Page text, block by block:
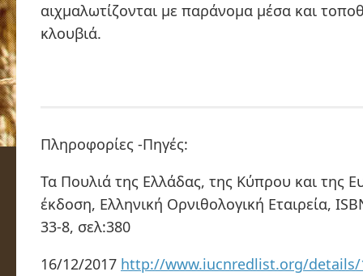
αιχμαλωτίζονται με παράνομα μέσα και
κλουβιά.
Πληροφορίες -Πηγές:
Τα Πουλιά της Ελλάδας, της Κύπρου και της
έκδοση, Ελληνική Ορνιθολογική Εταιρεία,
33-8, σελ:380
16/12/2017 http://www.iucnredlist.org/details/